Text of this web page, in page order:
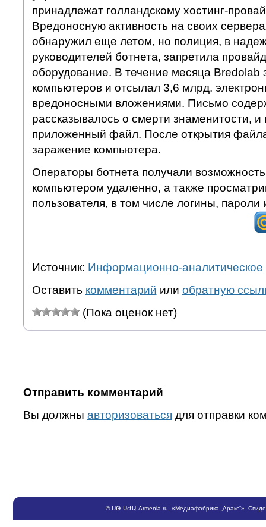
принадлежат голландскому хостинг-
Вредоносную активность на своих
обнаружил еще летом, но полиция, в
руководителей ботнета, запретила
оборудование. В течение месяца Bredolab
компьютеров и отсылал 3,6 млрд.
вредоносными вложениями. Письмо
рассказывалось о смерти знаменитости,
приложенный файл. После открытия
заражение компьютера.
Операторы ботнета получали
компьютером удаленно, а также
пользователя, в том числе логины, пароли
Источник: Информационно-аналитическое
Оставить комментарий или обратную
(Пока оценок нет)
Отправить комментарий
Вы должны авторизоваться для отправки
©ՍԹ-ՍԺԱ Armenia.ru , «Медиафабрика „Аракс“».